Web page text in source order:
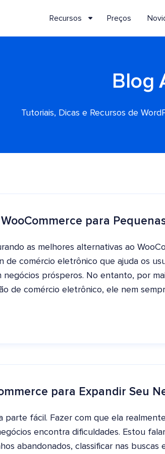
Recursos Preços
Blog
Tutoriais, Dicas e Recursos de
para
as melhores alternativas ao
de comércio eletrônico que ajuda os
negócios prósperos. No entanto, por
de comércio eletrônico, ele nem
para Expandir Seu
parte fácil. Fazer com que ela
encontra dificuldades. Estou
abandonados, classificar nas buscas